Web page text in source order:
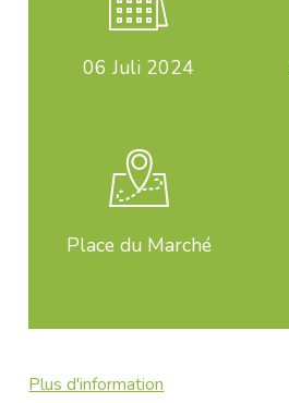
06 Juli 2024
Place du Marché
Plus d'information